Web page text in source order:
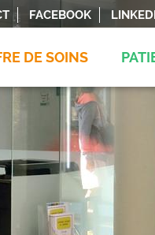
FACEBOOK
DE SOINS